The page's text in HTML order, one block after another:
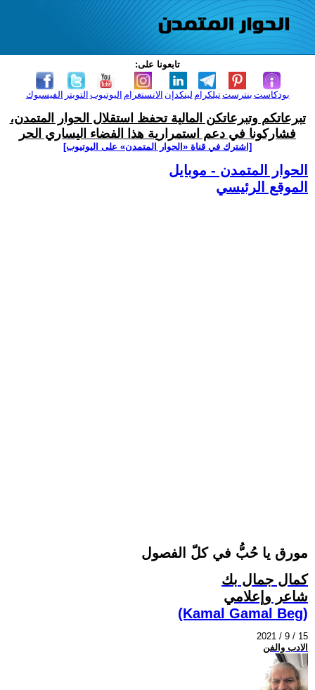
تابعونا على:
الفيسبوك التويتر اليوتيوب الانستغرام لينكدإن تيلكرامبنترست بودكاست
تبرعاتكم وتبرعاتكن المالية تحفظ استقلال الحوار المتمدن،
فشاركونا في دعم استمرارية هذا الفضاء اليساري الحر
[اشترك في قناة ‫«الحوار المتمدن» على اليوتيوب]
الحوار المتمدن - موبايل
الموقع الرئيسي
مورق يا حُبُّ في كلّ الفصول
كمال جمال بك
شاعر وإعلامي
(Kamal Gamal Beg)
2021 / 9 / 15
الادب والفن